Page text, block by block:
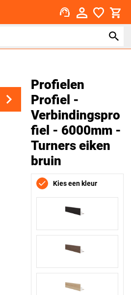
support_agent
Profielen
Profiel -
Verbindingspro
fiel - 6000mm -
Turners eiken
bruin
Kies een kleur